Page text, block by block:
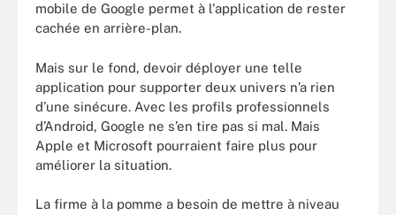
mobile de Google permet à l'application de rester
cachée en arrière-plan.
Mais sur le fond, devoir déployer une telle
application pour supporter deux univers n’a rien
d’une sinécure. Avec les profils professionnels
d’Android, Google ne s’en tire pas si mal. Mais
Apple et Microsoft pourraient faire plus pour
améliorer la situation.
La firme à la pomme a besoin de mettre à niveau